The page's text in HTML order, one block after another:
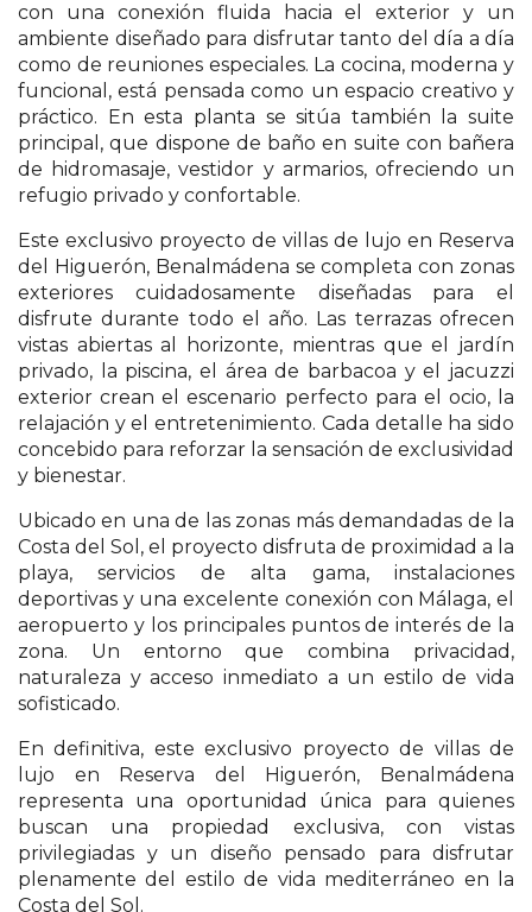
con una conexión fluida hacia el exterior y un
ambiente diseñado para disfrutar tanto del día a día
como de reuniones especiales. La cocina, moderna y
funcional, está pensada como un espacio creativo y
práctico. En esta planta se sitúa también la suite
principal, que dispone de baño en suite con bañera
de hidromasaje, vestidor y armarios, ofreciendo un
refugio privado y confortable.
Este exclusivo proyecto de villas de lujo en Reserva
del Higuerón, Benalmádena se completa con zonas
exteriores cuidadosamente diseñadas para el
disfrute durante todo el año. Las terrazas ofrecen
vistas abiertas al horizonte, mientras que el jardín
privado, la piscina, el área de barbacoa y el jacuzzi
exterior crean el escenario perfecto para el ocio, la
relajación y el entretenimiento. Cada detalle ha sido
concebido para reforzar la sensación de exclusividad
y bienestar.
Ubicado en una de las zonas más demandadas de la
Costa del Sol, el proyecto disfruta de proximidad a la
playa, servicios de alta gama, instalaciones
deportivas y una excelente conexión con Málaga, el
aeropuerto y los principales puntos de interés de la
zona. Un entorno que combina privacidad,
naturaleza y acceso inmediato a un estilo de vida
sofisticado.
En definitiva, este exclusivo proyecto de villas de
lujo en Reserva del Higuerón, Benalmádena
representa una oportunidad única para quienes
buscan una propiedad exclusiva, con vistas
privilegiadas y un diseño pensado para disfrutar
plenamente del estilo de vida mediterráneo en la
Costa del Sol.